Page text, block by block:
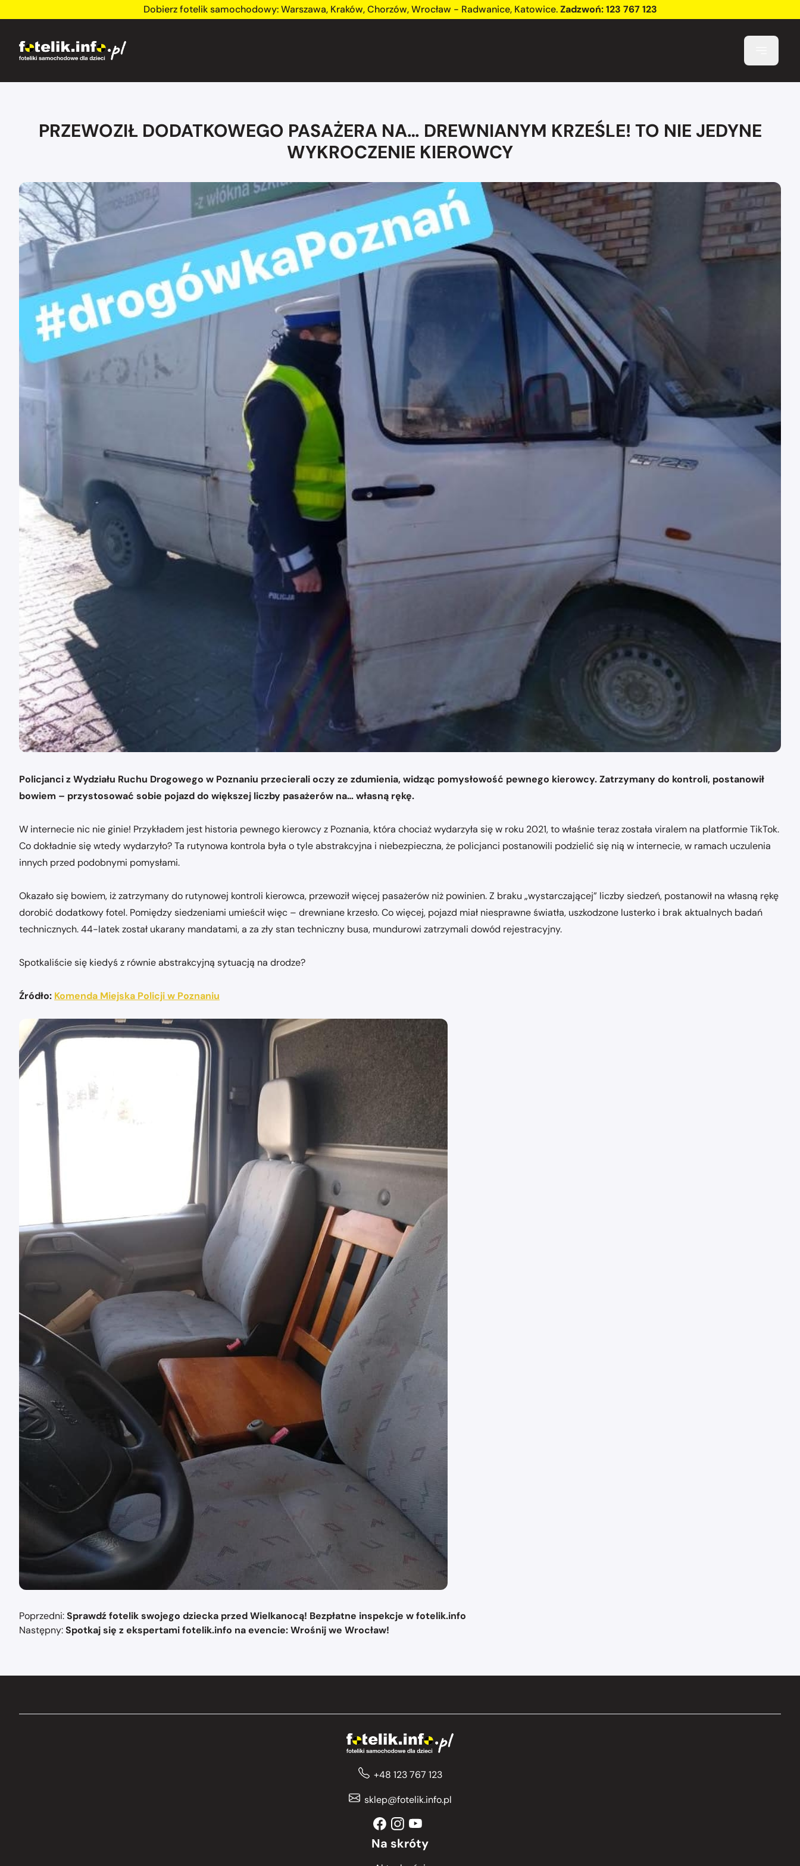
Dobierz fotelik samochodowy:Warszawa, Kraków,Chorzów,Wrocław - Radwanice, Katowice.Zadzwoń:123 767 123
PRZEWOZIŁ DODATKOWEGO PASAŻERA NA… DREWNIANYM KRZEŚLE! TO NIE JEDYNE
WYKROCZENIE KIEROWCY
Policjanci z Wydziału Ruchu Drogowego w Poznaniu przecierali oczy ze zdumienia, widząc pomysłowość pewnego kierowcy. Zatrzymany do kontroli, postanowił
bowiem – przystosować sobie pojazd do większej liczby pasażerów na… własną rękę.
W internecie nic nie ginie! Przykładem jest historia pewnego kierowcy z Poznania, która chociaż wydarzyła się w roku 2021, to właśnie teraz została viralem na platformie TikTok.
Co dokładnie się wtedy wydarzyło? Ta rutynowa kontrola była o tyle abstrakcyjna i niebezpieczna, że policjanci postanowili podzielić się nią w internecie, w ramach uczulenia
innych przed podobnymi pomysłami.
Okazało się bowiem, iż zatrzymany do rutynowej kontroli kierowca, przewoził więcej pasażerów niż powinien. Z braku „wystarczającej” liczby siedzeń, postanowił na własną rękę
dorobić dodatkowy fotel. Pomiędzy siedzeniami umieścił więc – drewniane krzesło. Co więcej, pojazd miał niesprawne światła, uszkodzone lusterko i brak aktualnych badań
technicznych. 44-latek został ukarany mandatami, a za zły stan techniczny busa, mundurowi zatrzymali dowód rejestracyjny.
Spotkaliście się kiedyś z równie abstrakcyjną sytuacją na drodze?
Źródło: Komenda Miejska Policji w Poznaniu
Nawigacja
wpisu
Poprzedni:Sprawdź fotelik swojego dziecka przed Wielkanocą! Bezpłatne inspekcje w fotelik.info
Następny:Spotkaj się z ekspertami fotelik.info na evencie: Wrośnij we Wrocław!
+48 123 767 123
sklep@fotelik.info.pl
Na skróty